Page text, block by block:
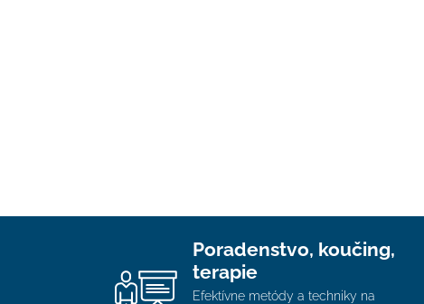
Poradenstvo, koučing,
terapie
Efektívne metódy a techniky na